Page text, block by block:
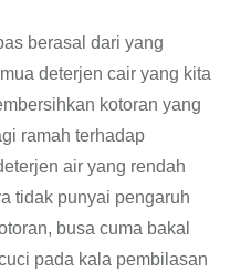
berasal dari yang
deterjen cair yang kita
kotoran yang
ramah terhadap
air yang rendah
tidak punyai pengaruh
busa cuma bakal
pada kala pembilasan